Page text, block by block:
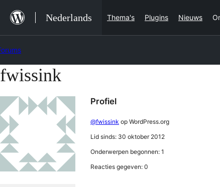
naar
de
inhoud
Nederlands Thema's Plugins Nieuws
Ga
inhoud
fwissink
Profiel
@fwissink op WordPress.org
Lid sinds: 30 oktober 2012
Onderwerpen begonnen: 1
Reacties gegeven: 0